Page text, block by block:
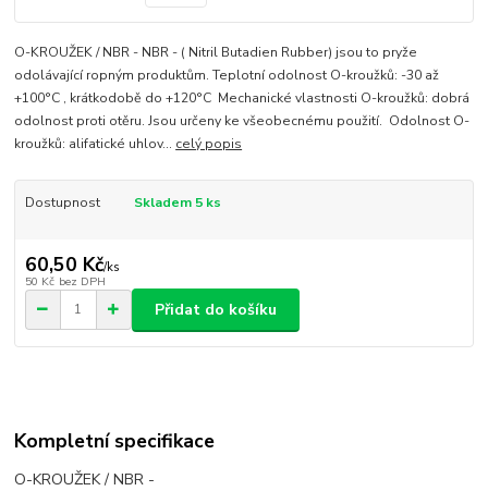
O-KROUŽEK / NBR - NBR - ( Nitril Butadien Rubber) jsou to pryže
odolávající ropným produktům. Teplotní odolnost O-kroužků: -30 až
+100°C , krátkodobě do +120°C Mechanické vlastnosti O-kroužků: dobrá
odolnost proti otěru. Jsou určeny ke všeobecnému použití. Odolnost O-
kroužků: alifatické uhlov... celý popis
Dostupnost Skladem 5 ks
60,50 Kč/ks
50 Kč bez DPH
Přidat do košíku
Kompletní specifikace
O-KROUŽEK / NBR -